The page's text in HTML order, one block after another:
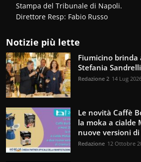
Stampa del Tribunale di Napoli.
Direttore Resp: Fabio Russo
Notizie più lette
Fiumicino brinda
Stefania
Redazione 2 14 Lug
Le novità Caffè
la moka a cialde
nuove versioni
Redazione 12 Ottobre